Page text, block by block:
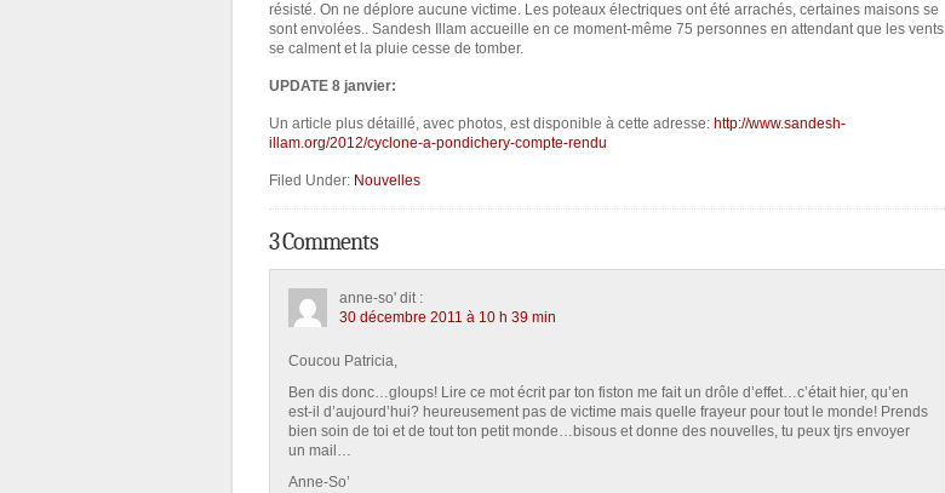
résisté. On ne déplore aucune victime. Les poteaux électriques ont été arrachés, certaines maisons se
sont envolées.. Sandesh Illam accueille en ce moment-même 75 personnes en attendant que les vents
se calment et la pluie cesse de tomber.
UPDATE 8 janvier:
Un article plus détaillé, avec photos, est disponible à cette adresse: http://www.sandesh-
illam.org/2012/cyclone-a-pondichery-compte-rendu
Filed Under: Nouvelles
3 Comments
anne-so' dit :
30 décembre 2011 à 10 h 39 min
Coucou Patricia,
Ben dis donc…gloups! Lire ce mot écrit par ton fiston me fait un drôle d’effet…c’était hier, qu’en
est-il d’aujourd’hui? heureusement pas de victime mais quelle frayeur pour tout le monde! Prends
bien soin de toi et de tout ton petit monde…bisous et donne des nouvelles, tu peux tjrs envoyer
un mail…
Anne-So’